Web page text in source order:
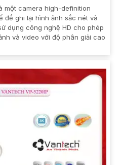
một camera high-definition
để ghi lại hình ảnh sắc nét và
dụng công nghệ HD cho phép
và video với độ phân giải cao